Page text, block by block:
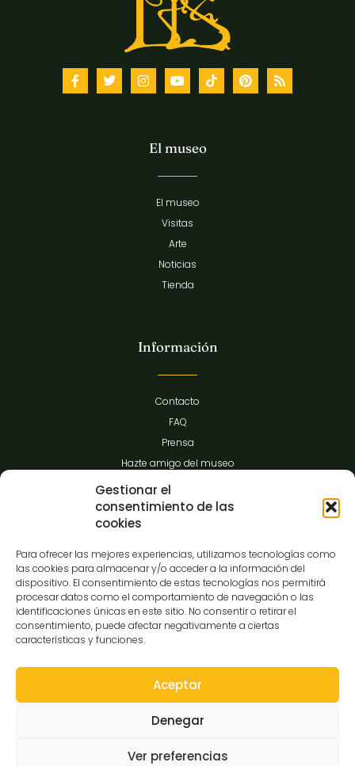
Gestionar el
consentimiento de las
cookies
Para ofrecer las mejores experiencias, utilizamos tecnologías como
las cookies para almacenar y/o acceder a la información del
dispositivo. El consentimiento de estas tecnologías nos permitirá
procesar datos como el comportamiento de navegación o las
identificaciones únicas en este sitio. No consentir o retirar el
consentimiento, puede afectar negativamente a ciertas
características y funciones.
Aceptar
Denegar
Ver preferencias
El museo
El museo
Visitas
Arte
Noticias
Tienda
Información
Contacto
FAQ
Prensa
Hazte amigo del museo
Transparencia
C/Gibraltar,14
37008-Salamanca